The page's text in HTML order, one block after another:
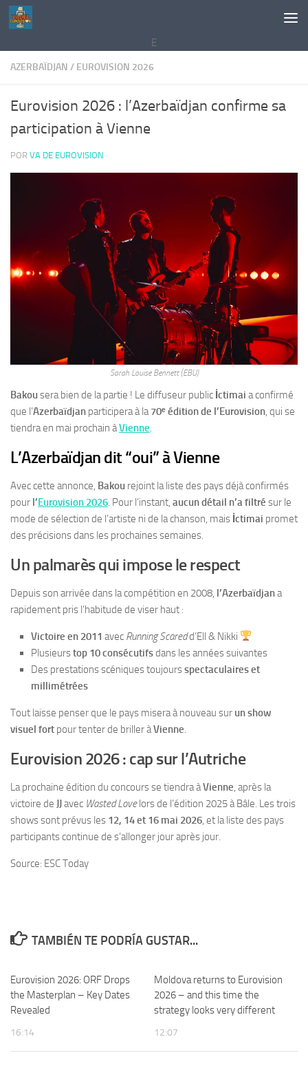
Saltar al contenido
E
AZERBAÏDJAN / EUROVISION 2026
Eurovision 2026 : l’Azerbaïdjan confirme sa
participation à Vienne
POR VA DE EUROVISION ·
Sarah Louise Bennett (EBU)
Bakousera bien de la partie ! Le diffuseur public İctimai a confirmé
que l’Azerbaïdjan participera à la70ᵉ édition de l’Eurovision, qui se
tiendra en mai prochain àVienne.
L’Azerbaïdjan dit “oui” à Vienne
Avec cette annonce, Bakou rejoint la liste des pays déjà confirmés
pour l’Eurovision 2026. Pour l’instant, aucun détail n’a filtré sur le
mode de sélection de l’artiste ni de la chanson, mais İctimai promet
des précisions dans les prochaines semaines.
Un palmarès qui impose le respect
Depuis son arrivée dans la compétition en 2008, l’Azerbaïdjana
rapidement pris l’habitude de viser haut :
Victoire en 2011 avec Running Scaredd’Ell & Nikki
Plusieurstop 10 consécutifsdans les années suivantes
Des prestations scéniques toujoursspectaculaires et
millimétrées
Tout laisse penser que le pays misera à nouveau sur un show
visuel fort pour tenter de briller àVienne.
Eurovision 2026 : cap sur l’Autriche
La prochaine édition du concours se tiendra àVienne, après la
victoire de JJavec Wasted Lovelors de l’édition 2025 à Bâle. Les trois
shows sont prévus les 12, 14 et 16 mai 2026, et la liste des pays
participants continue de s’allonger jour après jour.
Source: ESC Today
TAMBIÉN TE PODRÍA GUSTAR...
Eurovision 2026: ORF Drops
the Masterplan – Key Dates
Revealed
16:14
Moldova returns to Eurovision
2026 – and this time the
strategy looks very different
12:07